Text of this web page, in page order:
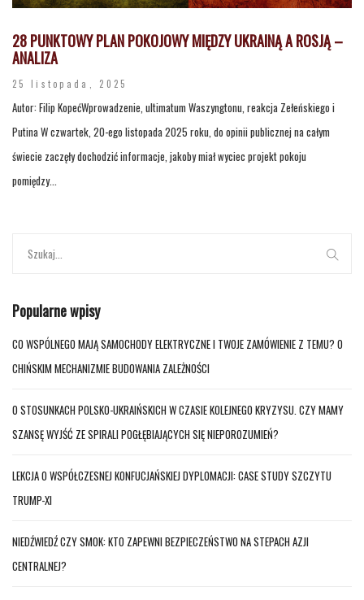
28 PUNKTOWY PLAN POKOJOWY MIĘDZY UKRAINĄ A ROSJĄ –
ANALIZA
25 listopada, 2025
Autor: Filip KopećWprowadzenie, ultimatum Waszyngtonu, reakcja Zełeńskiego i
Putina W czwartek, 20-ego listopada 2025 roku, do opinii publicznej na całym
świecie zaczęły dochodzić informacje, jakoby miał wyciec projekt pokoju
pomiędzy...
Popularne wpisy
CO WSPÓLNEGO MAJĄ SAMOCHODY ELEKTRYCZNE I TWOJE ZAMÓWIENIE Z TEMU? O
CHIŃSKIM MECHANIZMIE BUDOWANIA ZALEŻNOŚCI
O STOSUNKACH POLSKO-UKRAIŃSKICH W CZASIE KOLEJNEGO KRYZYSU. CZY MAMY
SZANSĘ WYJŚĆ ZE SPIRALI POGŁĘBIAJĄCYCH SIĘ NIEPOROZUMIEŃ?
LEKCJA O WSPÓŁCZESNEJ KONFUCJAŃSKIEJ DYPLOMACJI: CASE STUDY SZCZYTU
TRUMP-XI
NIEDŹWIEDŹ CZY SMOK: KTO ZAPEWNI BEZPIECZEŃSTWO NA STEPACH AZJI
CENTRALNEJ?